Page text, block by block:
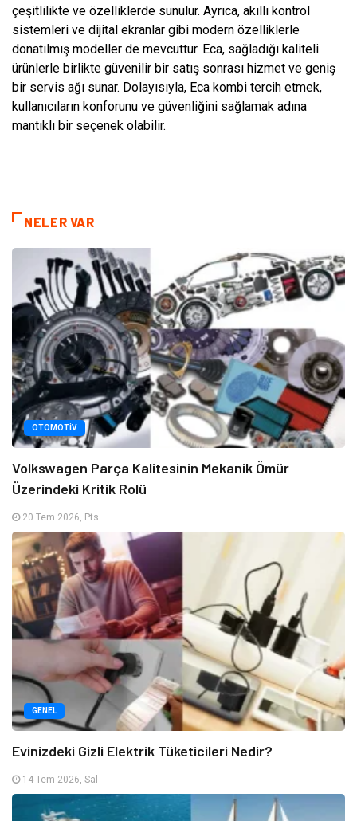
çeşitlilikte ve özelliklerde sunulur. Ayrıca, akıllı kontrol
sistemleri ve dijital ekranlar gibi modern özelliklerle
donatılmış modeller de mevcuttur. Eca, sağladığı kaliteli
ürünlerle birlikte güvenilir bir satış sonrası hizmet ve geniş
bir servis ağı sunar. Dolayısıyla, Eca kombi tercih etmek,
kullanıcıların konforunu ve güvenliğini sağlamak adına
mantıklı bir seçenek olabilir.
NELER VAR
OTOMOTIV
Volkswagen Parça Kalitesinin Mekanik Ömür
Üzerindeki Kritik Rolü
20 Tem 2026, Pts
GENEL
Evinizdeki Gizli Elektrik Tüketicileri Nedir?
14 Tem 2026, Sal